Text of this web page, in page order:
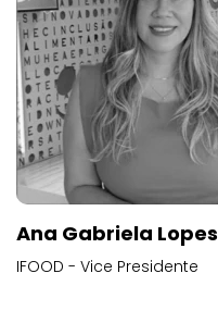
Ana Gabriela Lopes
IFOOD - Vice Presidente